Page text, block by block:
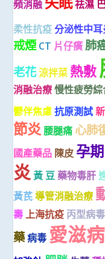
頻消融
祛濕
柔性抗疫 分泌性中耳
戒煙 CT 片仔癀 肺
老花涼拌菜 熱敷
消融治療 慢性疲勞
鬱伴焦慮 抗原測試
節炎腰腿痛 心肺
國產藥品 陳皮 孕期
炎黃 豆 藥物毒肝
黃芪 導管消融治療
壽 上海抗疫 丙型病
藥病毒 愛滋病